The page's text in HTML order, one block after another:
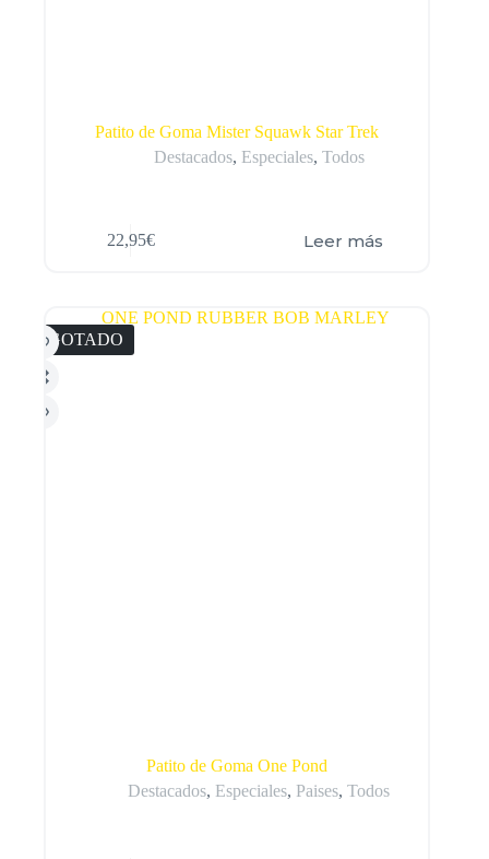
Patito de Goma Mister Squawk Star Trek
Destacados, Especiales, Todos
22,95€ Leer más
AGOTADO
Patito de Goma One Pond
Destacados, Especiales, Paises,Todos